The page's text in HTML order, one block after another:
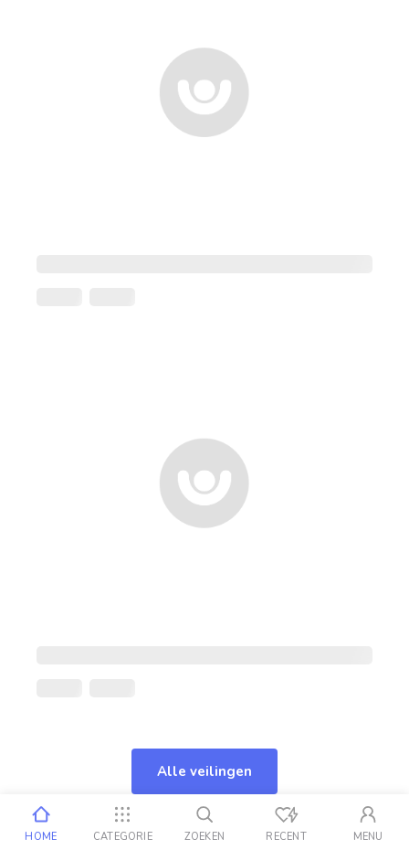
Alle veilingen
HOME CATEGORIE ZOEKEN RECENT MENU